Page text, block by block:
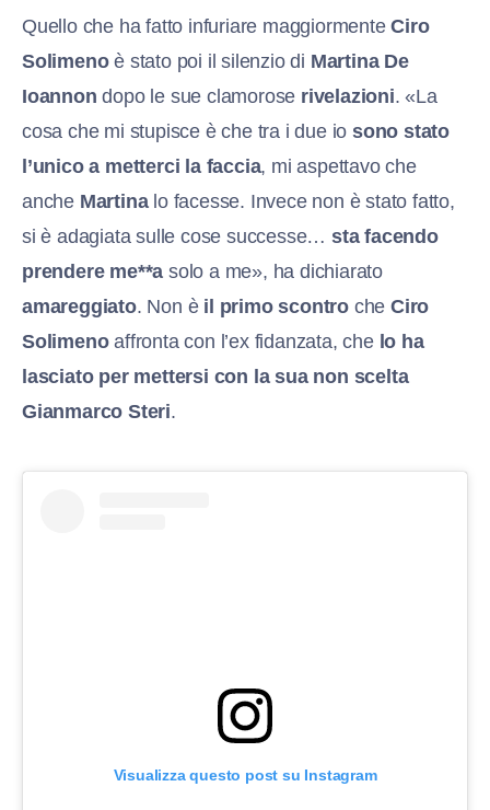
Quello che ha fatto infuriare maggiormenteCiro
Solimenoè stato poi il silenzio di Martina De
Ioannon dopo le sue clamorose rivelazioni. «La
cosa che mi stupisce è che tra i due io sono stato
l’unico a metterci la faccia, mi aspettavo che
anche Martinalo facesse. Invece non è stato fatto,
si è adagiata sulle cose successe…sta facendo
prendere me**a solo a me», ha dichiarato
amareggiato. Non è il primo scontro cheCiro
Solimenoaffronta con l’ex fidanzata, che lo ha
lasciato per mettersi con la sua non scelta
Gianmarco Steri.
Visualizza questo post su Instagram